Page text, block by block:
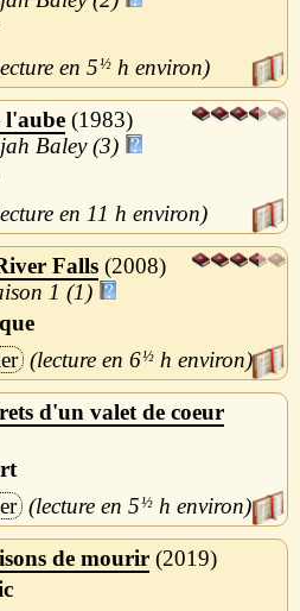
5½ h
l'aube 1983
Baley (3)
11 h
Falls 2008
1 (1)
6½ h
d'un valet de coeur
5½ h
de mourir 2019